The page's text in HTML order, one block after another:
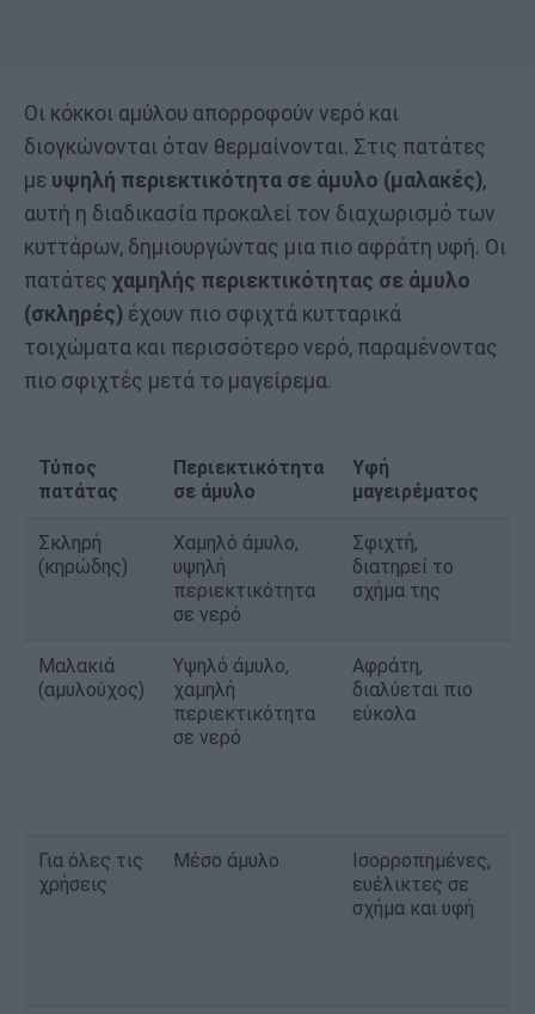
Οι κόκκοι αμύλου απορροφούν νερό και
διογκώνονται όταν θερμαίνονται. Στις πατάτες
με υψηλή περιεκτικότητα σε άμυλο (μαλακές),
αυτή η διαδικασία προκαλεί τον διαχωρισμό των
κυττάρων, δημιουργώντας μια πιο αφράτη υφή. Οι
πατάτες χαμηλής περιεκτικότητας σε άμυλο
(σκληρές) έχουν πιο σφιχτά κυτταρικά
τοιχώματα και περισσότερο νερό, παραμένοντας
πιο σφιχτές μετά το μαγείρεμα.
Τύπος
πατάτας
Περιεκτικότητα
σε άμυλο
Υφή
μαγειρέματος
Σκληρή
(κηρώδης)
Χαμηλό άμυλο,
υψηλή
περιεκτικότητα
σε νερό
Σφιχτή,
διατηρεί το
σχήμα της
Μαλακιά
(αμυλούχος)
Υψηλό άμυλο,
χαμηλή
περιεκτικότητα
σε νερό
Αφράτη,
διαλύεται πιο
εύκολα
Για όλες τις
χρήσεις
Μέσο άμυλο
Ισορροπημένες,
ευέλικτες σε
σχήμα και υφή